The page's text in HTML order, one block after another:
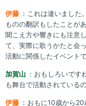
伊藤 ：これは違いまし
ものの翻訳もしたことが
聞こえ方や響きにも注意
て、実際に歌うかたと会
活動に関係したイベント
加賀山 ：おもしろいです
も舞台で活動されている
伊藤 ：おもに10歳から